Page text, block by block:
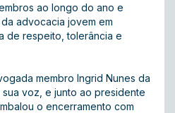
ao longo do ano e
advocacia jovem em
de respeito, tolerância e
membro Ingrid Nunes da
sua voz, e junto ao presidente
o encerramento com